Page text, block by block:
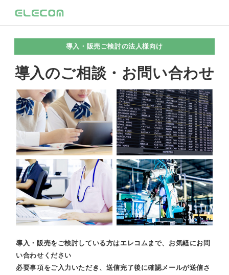
導入・販売ご検討の法人様向け
導入のご相談・お問い合わせ
導入・販売をご検討している方はエレコムまで、お気軽にお問
い合わせください
必要事項をご入力いただき、送信完了後に確認メールが送信さ